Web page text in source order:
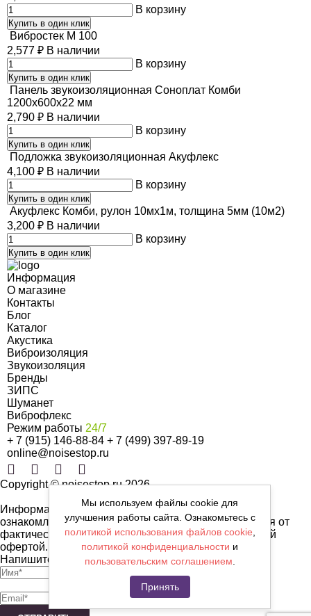
В корзину
Купить в один клик
Вибростек М 100
2,577 ₽ В наличии
В корзину
Купить в один клик
Панель звукоизоляционная Соноплат Комби
1200х600х22 мм
2,790 ₽ В наличии
В корзину
Купить в один клик
Подложка звукоизоляционная Акуфлекс
4,100 ₽ В наличии
В корзину
Купить в один клик
Акуфлекс Комби, рулон 10мх1м, толщина 5мм (10м2)
3,200 ₽ В наличии
В корзину
Купить в один клик
Информация
О магазине
Контакты
Блог
Каталог
Акустика
Виброизоляция
Звукоизоляция
Бренды
ЗИПС
Шуманет
Виброфлекс
Режим работы 24/7
+ 7 (915) 146-88-84 + 7 (499) 397-89-19
online@noisestop.ru
Copyright © noisestop.ru 2026.
Информация о товарах на сайте приведена в целях
ознакомленияя. Фотографии, цвета могут отличаться от
фактических характеристик и не являются публичной
офертой.
Напишите нам сообщение
Мы используем файлы cookie для
улучшения работы сайта. Ознакомьтесь с
политикой использования файлов cookie
политикой конфиденциальности и
пользовательским соглашением
Принять